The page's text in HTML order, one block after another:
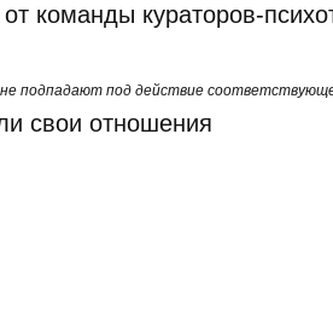
команды кураторов-
не подпадают под действие
свои отношения